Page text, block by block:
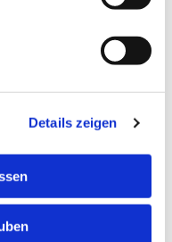
Details zeigen